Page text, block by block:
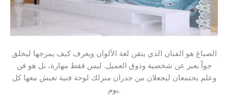
الصباغ هو الفنان الذي يتقن لغة الألوان ويعرف كيف يمزجها ليخلق
جواً يعبر عن شخصية وذوق العميل. ليس فقط مهارة، بل هو فن
وعلم يجتمعان ليجعلان من جدران منزلك لوحة فنية تعيش معها كل
يوم.